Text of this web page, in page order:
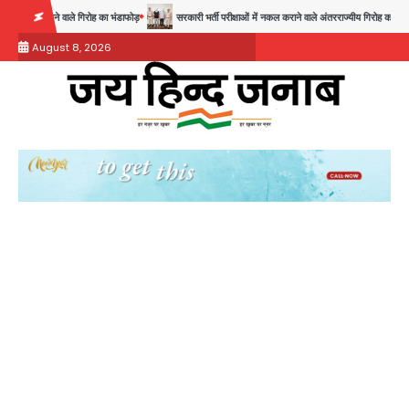
content
गिरोह का भंडाफोड़ सरकारी भर्ती परीक्षाओं में नकल कराने वाले अंतरराज्यीय गिरोह का भंडाफोड़,
August 8, 2026